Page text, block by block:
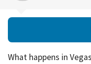
What happens in